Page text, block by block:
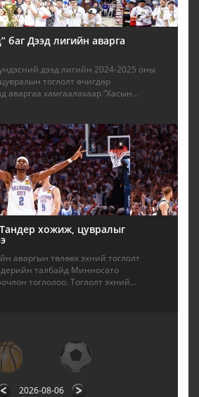
баг Дээд лигийн аварга
дээд лигийн 2024-2025 оны
тоглолт өчигдөр
аваргаа хамгаалахаар “Хасын...
хожиж, цувралыг
аваргын төлөөх эхний тоглолт
талбайд Минносато
тоглолоо. Тоглолт эхний...
2026-08-06